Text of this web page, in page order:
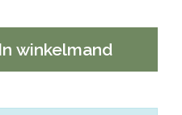
In winkelmand